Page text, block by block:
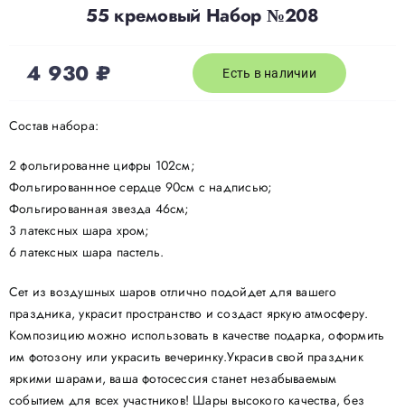
55 кремовый Набор №208
4 930 ₽ Есть в наличии
Состав набора:
2 фольгированне цифры 102см;
Фольгированнное сердце 90см с надписью;
Фольгированная звезда 46см;
3 латексных шара хром;
6 латексных шара пастель.
Сет из воздушных шаров отлично подойдет для вашего
праздника, украсит пространство и создаст яркую атмосферу.
Композицию можно использовать в качестве подарка, оформить
им фотозону или украсить вечеринку.Украсив свой праздник
яркими шарами, ваша фотосессия станет незабываемым
событием для всех участников! Шары высокого качества, без